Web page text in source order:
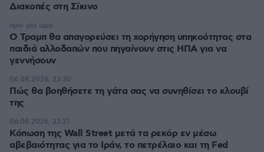
Διακοπές στη Σίκινο
Ο Τραμπ θα απαγορεύσει τη χορήγηση υπηκοότητας στα
παιδιά αλλοδαπών που πηγαίνουν στις ΗΠΑ για να
γεννήσουν
πριν μία ώρα
Πώς θα βοηθήσετε τη γάτα σας να συνηθίσει το κλουβί
της
06.08.2026, 23:30
Κόπωση της Wall Street μετά τα ρεκόρ εν μέσω
αβεβαιότητας για το Ιράν, το πετρέλαιο και τη Fed
06.08.2026, 23:21